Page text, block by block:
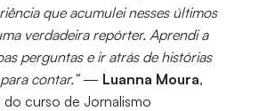
que acumulei nesses últimos
verdadeira repórter. Aprendi a
perguntas e ir atrás de histórias
contar.”— Luanna Moura,
do curso de Jornalismo